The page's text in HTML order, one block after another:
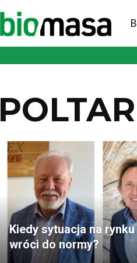
Kiedy sytuacja na
wróci do normy?